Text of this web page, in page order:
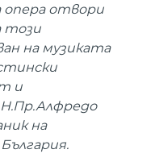
отвори
този
на музиката
и
Н.Пр.Алфредо
на